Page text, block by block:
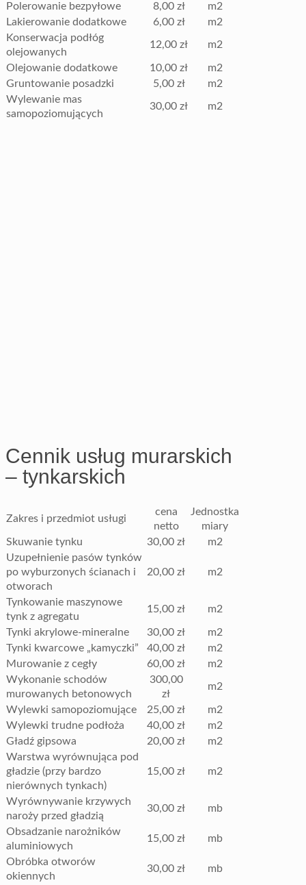
Polerowanie bezpyłowe
8,00 zł
m2
Lakierowanie dodatkowe
6,00 zł
m2
Konserwacja podłóg
olejowanych
12,00 zł m2
Olejowanie dodatkowe 10,00 zł
m2
Gruntowanie posadzki
5,00 zł
m2
Wylewanie mas
samopoziomujących
30,00 zł m2
Cennik usług murarskich
– tynkarskich
Zakres i przedmiot usługi
cena
netto
Jednostka
miary
Skuwanie tynku
30,00 zł
m2
Uzupełnienie pasów tynków
po wyburzonych ścianach i
otworach
20,00 zł m2
Tynkowanie maszynowe
tynk z agregatu
15,00 zł m2
Tynki akrylowe-mineralne 30,00 zł
m2
Tynki kwarcowe „kamyczki”
40,00 zł
m2
Murowanie z cegły
60,00 zł
m2
Wykonanie schodów
murowanych betonowych
300,00
zł
m2
Wylewki samopoziomujące 25,00 zł
m2
Wylewki trudne podłoża
40,00 zł
m2
Gładź gipsowa
20,00 zł
m2
Warstwa wyrównująca pod
gładzie (przy bardzo
nierównych tynkach)
15,00 zł m2
Wyrównywanie krzywych
naroży przed gładzią
30,00 zł mb
Obsadzanie narożników
aluminiowych
15,00 zł mb
Obróbka otworów
okiennych
30,00 zł mb